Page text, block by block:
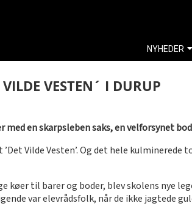
VESTEN´ I DURUP
en skarpsleben saks, en velforsynet
’Det Vilde Vesten’. Og det hele
til barer og boder, blev skolens nye
var elevrådsfolk, når de ikke jagtede
NYHEDER